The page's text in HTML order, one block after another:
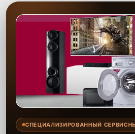
СПЕЦИАЛИЗИРОВАННЫЙ